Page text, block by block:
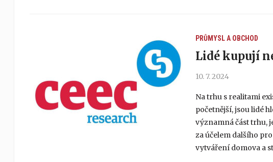
PRŮMYSL A OBCHOD
Lidé kupují
10. 7. 2024
Na trhu s realitami
početnější, jsou lidé
významná část trhu,
za účelem dalšího
vytváření domova a